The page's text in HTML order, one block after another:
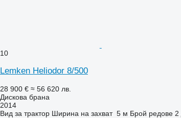
10
Lemken Heliodor 8/500
28 900 € ≈ 56 620 лв.
Дискова брана
2014
Вид за трактор Ширина на захват 5 м Брой редове 2